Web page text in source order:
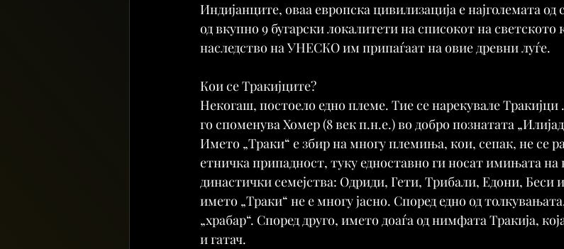
Индијанците, оваа европска цивилизација е најголемата
од вкупно 9 бугарски локалитети на списокот на светското
наследство на УНЕСКО им припаѓаат на овие древни луѓе.
Кои се Тракијците?
Некогаш, постоело едно племе. Тие се нарекувале
го споменува Хомер (8 век п.н.е.) во добро познатата
Името „Траки“ е збир на многу племиња, кои, сепак, не се
етничка припадност, туку едноставно ги носат имињата
династички семејства: Одриди, Гети, Трибали, Едони, Беси
името „Траки“ не е многу јасно. Според едно од
„храбар“. Според друго, името доаѓа од нимфата Тракија,
и гатач.